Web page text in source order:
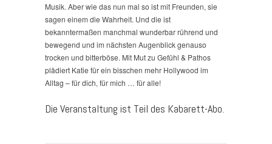
Musik. Aber wie das nun mal so ist mit Freunden, sie
sagen einem die Wahrheit. Und die ist
bekanntermaßen manchmal wunderbar rührend und
bewegend und im nächsten Augenblick genauso
trocken und bitterböse. Mit Mut zu Gefühl & Pathos
plädiert Katie für ein bisschen mehr Hollywood im
Alltag – für dich, für mich … für alle!
Die Veranstaltung ist Teil des Kabarett-Abo.